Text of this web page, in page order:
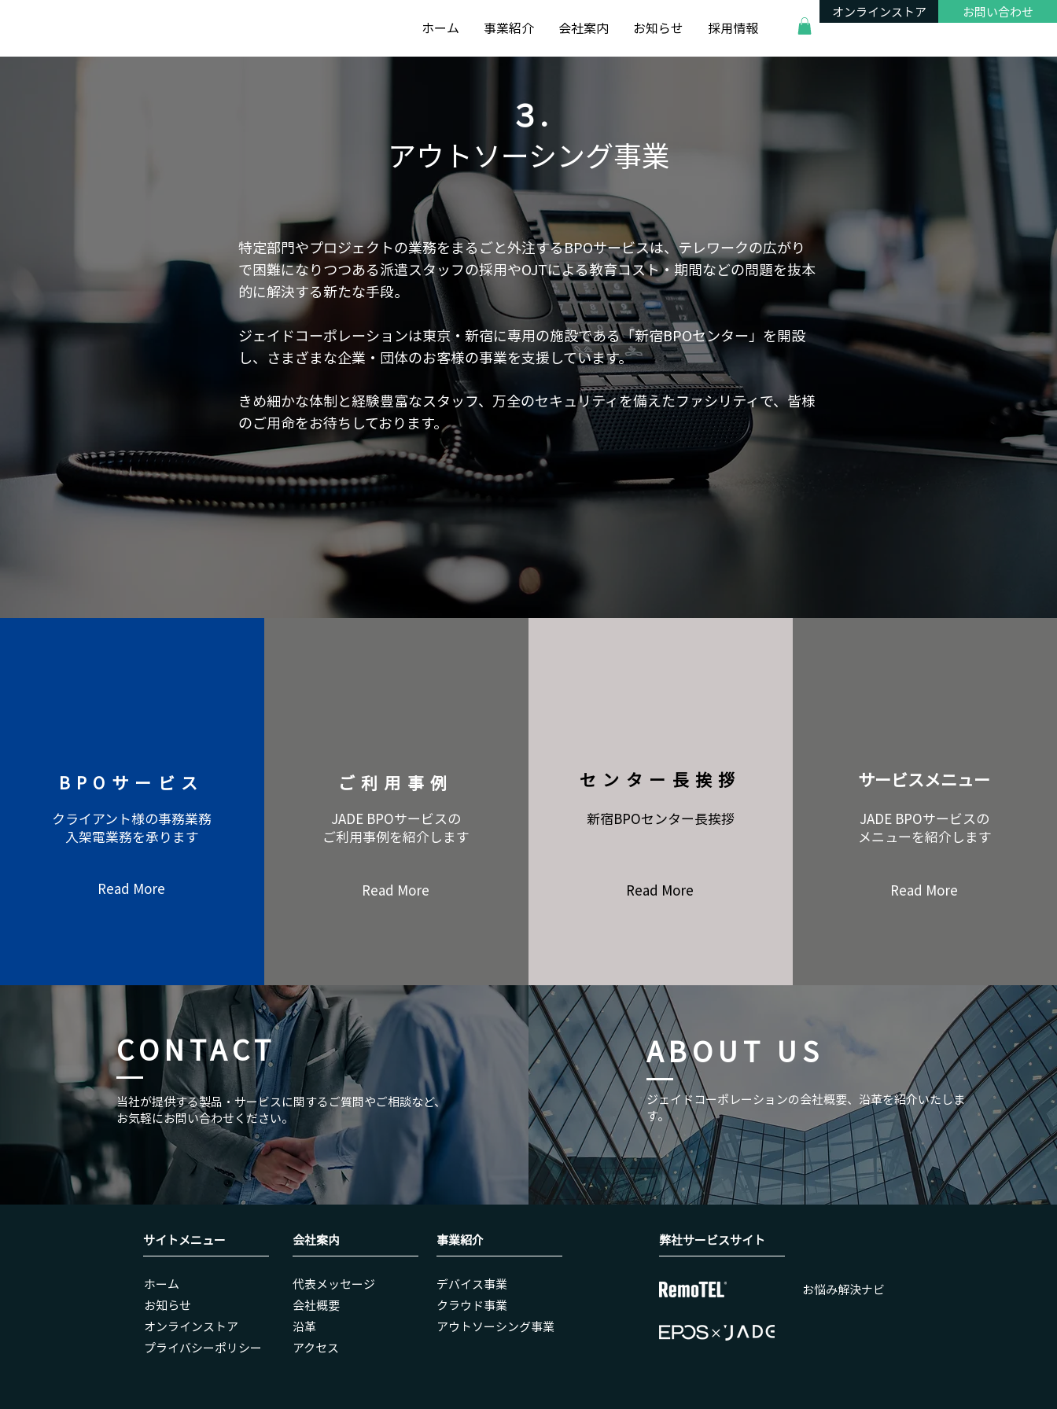
ホーム 事業紹介 会社案内 お知らせ 採用情報
オンラインストア お問い合わせ
３.
アウトソーシング事業
特定部門やプロジェクトの業務をまるごと外注するBPOサービスは、テレワークの広がり
で困難になりつつある派遣スタッフの採用やOJTによる教育コスト・期間などの問題を抜本
的に解決する新たな手段。
ジェイドコーポレーションは東京・新宿に専用の施設である「新宿BPOセンター」を開設
し、さまざまな企業・団体のお客様の事業を支援しています。
きめ細かな体制と経験豊富なスタッフ、万全のセキュリティを備えたファシリティで、皆様
のご用命をお待ちしております。
BPOサービス
クライアント様の事務業務
入架電業務を承ります
Read More
ご利用事例
JADE BPOサービスの
ご利用事例を紹介します
Read More
​センター長挨拶
新宿BPOセンター長挨拶
Read More
​サービスメニュー
JADE BPOサービスの
メニューを紹介します
Read More
CONTACT
当社が提供する製品・サービスに関するご質問やご相談など、
お気軽にお問い合わせください。
ABOUT US
​ジェイドコーポレーションの会社概要、沿革を紹介いたしま
す。
サイトメニュー
ホーム
お知らせ
オンラインストア
​プライバシーポリシー
会社案内
代表メッセージ
会社概要
沿革
アクセス
事業紹介
​デバイス事業
クラウド事業
アウトソーシング事業
弊社​サービスサイト
お悩み解決ナビ